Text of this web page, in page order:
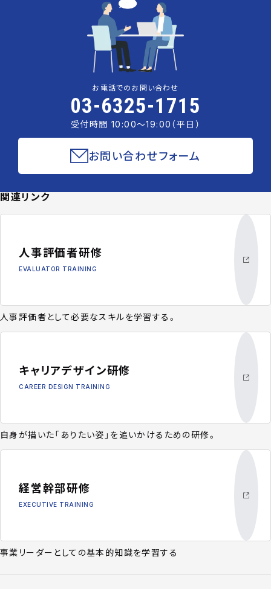
お電話でのお問い合わせ
03-6325-1715
受付時間 10:00〜19:00（平日）
お問い合わせフォーム
関連リンク
人事評価者研修
EVALUATOR TRAINING
人事評価者として必要なスキルを学習する。
キャリアデザイン研修
CAREER DESIGN TRAINING
自身が描いた「ありたい姿」を追いかけるための研修。
経営幹部研修
EXECUTIVE TRAINING
事業リーダーとしての基本的知識を学習する